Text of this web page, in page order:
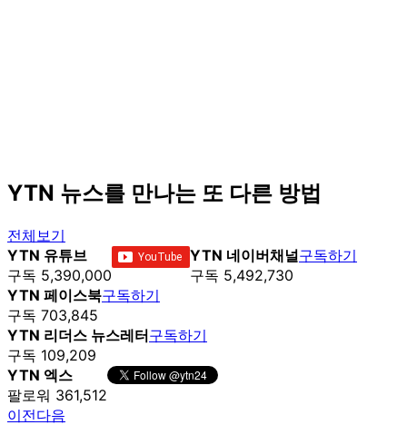
YTN 뉴스를 만나는 또 다른 방법
전체보기
YTN 유튜브
구독 5,390,000
YTN 네이버채널
구독 5,492,730
구독하기
YTN 페이스북
구독 703,845
구독하기
YTN 리더스 뉴스레터
구독 109,209
구독하기
YTN 엑스
팔로워 361,512
이전다음